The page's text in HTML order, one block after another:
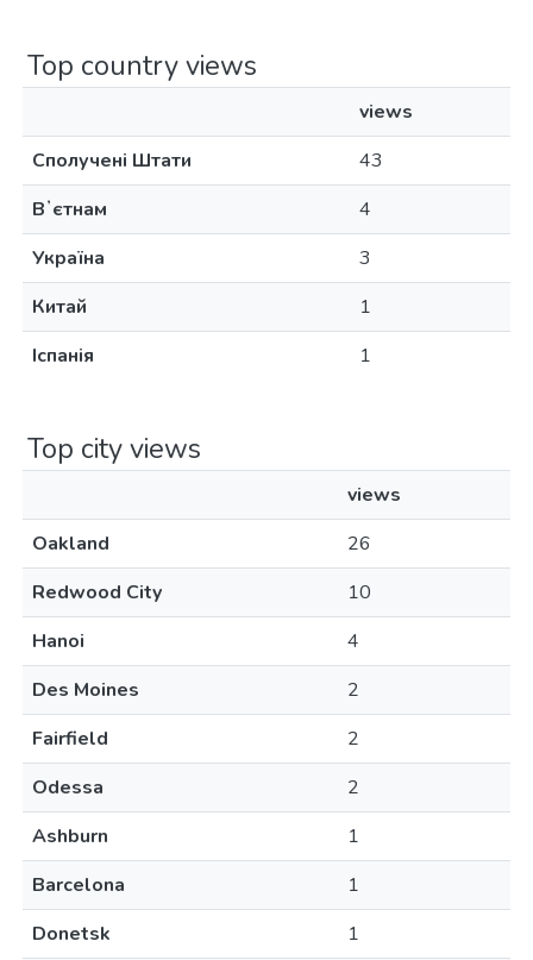
Top country views
views
Сполучені Штати
43
Вʼєтнам
4
Україна
3
Китай
1
Іспанія
1
Top city views
views
Oakland
26
Redwood City
10
Hanoi
4
Des Moines
2
Fairfield
2
Odessa
2
Ashburn
1
Barcelona
1
Donetsk
1